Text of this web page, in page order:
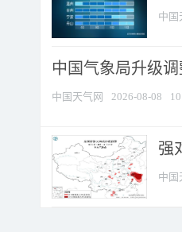
中国
中国气象局升级
中国天气网 2026-08-08
强
中国